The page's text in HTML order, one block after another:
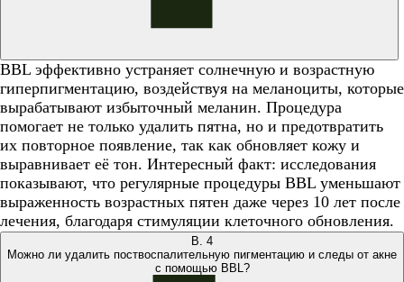
BBL эффективно устраняет солнечную и возрастную
гиперпигментацию, воздействуя на меланоциты, которые
вырабатывают избыточный меланин. Процедура
помогает не только удалить пятна, но и предотвратить
их повторное появление, так как обновляет кожу и
выравнивает её тон. Интересный факт: исследования
показывают, что регулярные процедуры BBL уменьшают
выраженность возрастных пятен даже через 10 лет после
лечения, благодаря стимуляции клеточного обновления.
В. 4
Можно ли удалить поствоспалительную пигментацию и следы от акне
с помощью BBL?